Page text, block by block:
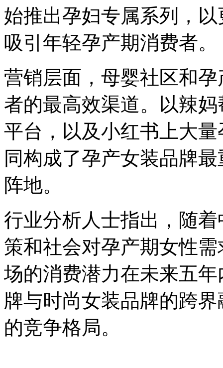
始推出孕妇专属系列，
吸引年轻孕产期消费者。
营销层面，母婴社区和
者的最高效渠道。以辣
平台，以及小红书上大
同构成了孕产女装品牌
阵地。
行业分析人士指出，随
策和社会对孕产期女性
场的消费潜力在未来五
牌与时尚女装品牌的跨
的竞争格局。